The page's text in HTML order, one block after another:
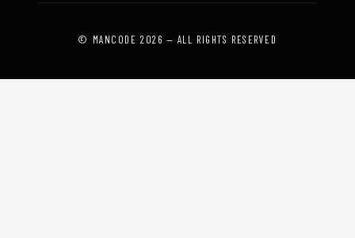
© MANCODE 2026 — ALL RIGHTS RESERVED